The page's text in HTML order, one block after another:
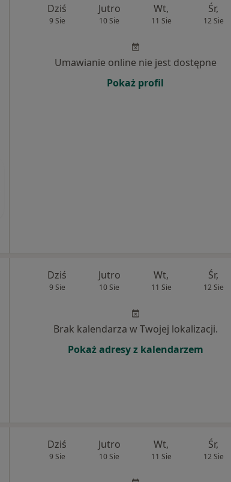
Dziś
9 Sie
Jutro
10 Sie
Wt,
11 Sie
Śr,
12 Sie
Umawianie online nie jest dostępne
Pokaż profil
Dziś
9 Sie
Jutro
10 Sie
Wt,
11 Sie
Śr,
12 Sie
Brak kalendarza w Twojej lokalizacji.
Pokaż adresy z kalendarzem
Dziś
9 Sie
Jutro
10 Sie
Wt,
11 Sie
Śr,
12 Sie